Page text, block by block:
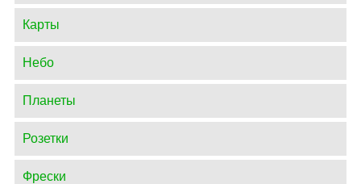
Карты
Небо
Планеты
Розетки
Фрески